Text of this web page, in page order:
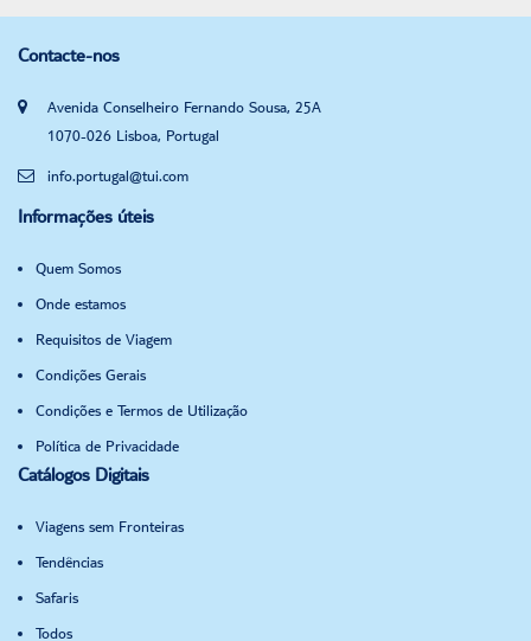
Contacte-nos
Avenida Conselheiro Fernando Sousa, 25A
1070-026 Lisboa, Portugal
info.portugal@tui.com
Informações úteis
Quem Somos
Onde estamos
Requisitos de Viagem
Condições Gerais
Condições e Termos de Utilização
Política de Privacidade
Catálogos Digitais
Viagens sem Fronteiras
Tendências
Safaris
Todos